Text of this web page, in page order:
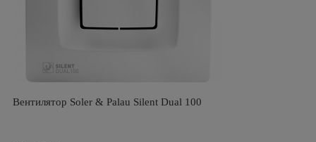
Вентилятор Soler & Palau Silent Dual 100